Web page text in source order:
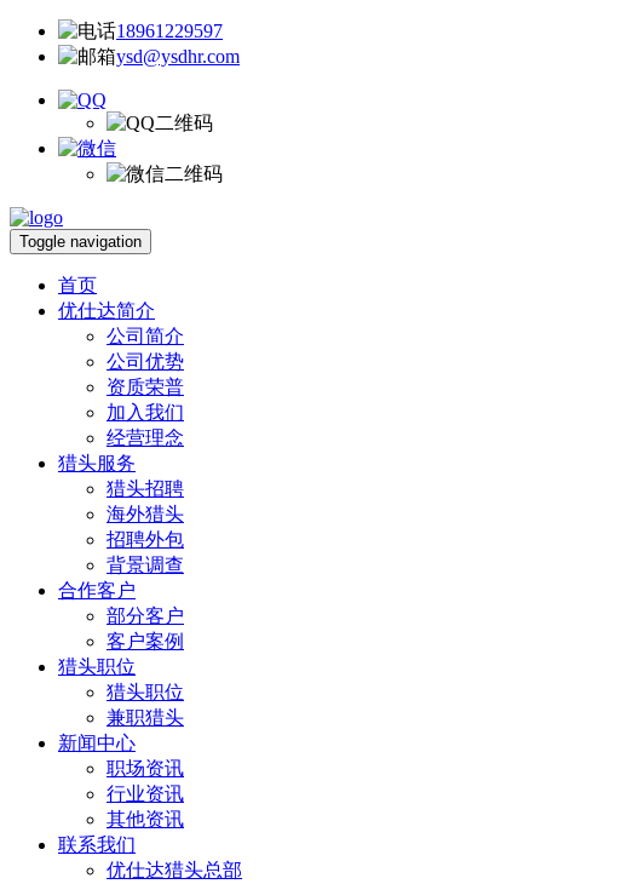
18961229597
ysd@ysdhr.com
Toggle navigation
首页
优仕达简介
公司简介
公司优势
资质荣普
加入我们
经营理念
猎头服务
猎头招聘
海外猎头
招聘外包
背景调查
合作客户
部分客户
客户案例
猎头职位
猎头职位
兼职猎头
新闻中心
职场资讯
行业资讯
其他资讯
联系我们
优仕达猎头总部